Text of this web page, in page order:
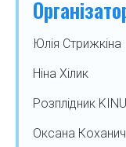
Юлія Стрижкіна
Ніна Хілик
Розплідник
Оксана Коханич